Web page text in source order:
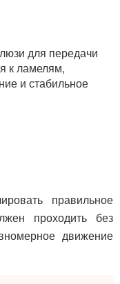
для передачи
к ламелям,
и стабильное
правильное
проходить без
движение